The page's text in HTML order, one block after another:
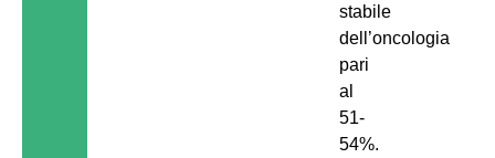
stabile
dell’oncologia
pari
al
51-
54%.